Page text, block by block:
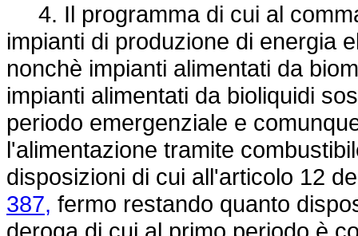
4. Il programma di cui al
impianti di produzione di energia
nonchè impianti alimentati da
impianti alimentati da bioliquidi
periodo emergenziale e
l'alimentazione tramite
disposizioni di cui all'articolo 12
387, fermo restando quanto